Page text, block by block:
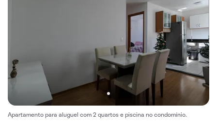
Apartamento para aluguel com 2 quartos e piscina no condomínio.